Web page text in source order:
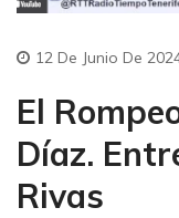
12 De Junio De
El
Díaz.
Rivas